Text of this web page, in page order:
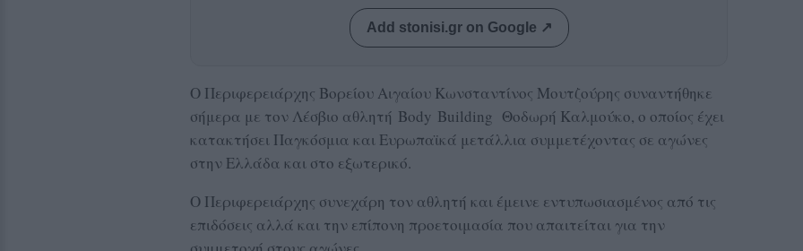
Add stonisi.gr on Google ↗
Ο Περιφερειάρχης Βορείου Αιγαίου Κωνσταντίνος Μουτζούρης συναντήθηκε
σήμερα με τον Λέσβιο αθλητή Body Building Θοδωρή Καλμούκο, ο οποίος έχει
κατακτήσει Παγκόσμια και Ευρωπαϊκά μετάλλια συμμετέχοντας σε αγώνες
στην Ελλάδα και στο εξωτερικό.
Ο Περιφερειάρχης συνεχάρη τον αθλητή και έμεινε εντυπωσιασμένος από τις
επιδόσεις αλλά και την επίπονη προετοιμασία που απαιτείται για την